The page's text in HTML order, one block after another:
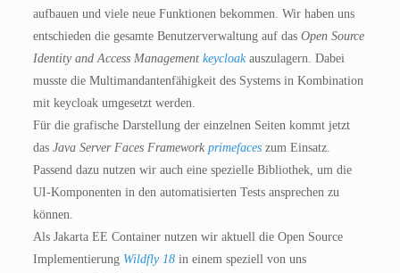
aufbauen und viele neue Funktionen bekommen. Wir haben uns
entschieden die gesamte Benutzerverwaltung auf das Open Source
Identity and Access Management keycloakauszulagern. Dabei
musste die Multimandantenfähigkeit des Systems in Kombination
mit keycloak umgesetzt werden.
Für die grafische Darstellung der einzelnen Seiten kommt jetzt
das Java Server Faces Framework primefaceszum Einsatz.
Passend dazu nutzen wir auch eine spezielle Bibliothek, um die
UI-Komponenten in den automatisierten Tests ansprechen zu
können.
Als Jakarta EE Container nutzen wir aktuell die Open Source
Implementierung Wildfly 18in einem speziell von uns